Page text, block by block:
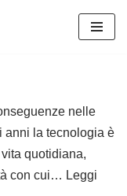
nelle
anni la tecnologia è
quotidiana,
con cui… Leggi